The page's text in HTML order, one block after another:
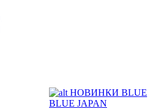
НОВИНКИ BLUE
BLUE JAPAN